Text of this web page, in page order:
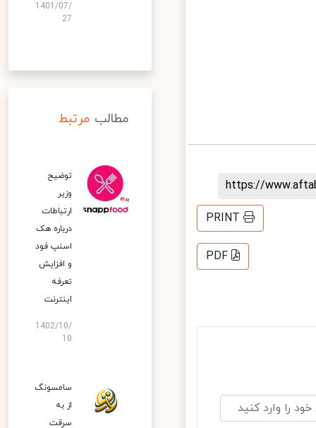
https://
PRINT
PDF
1401/07/
27
مطالب مرتبط
توضیح
وزیر
ارتباطات
درباره هک
اسنپ‌ فود
و افزایش
تعرفه
اینترنت
1402/10/
10
سامسونگ
از به
سرقت